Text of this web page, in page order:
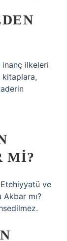
inanç ilkeleri
kitaplara,
MI?
ve
Akbar mı?